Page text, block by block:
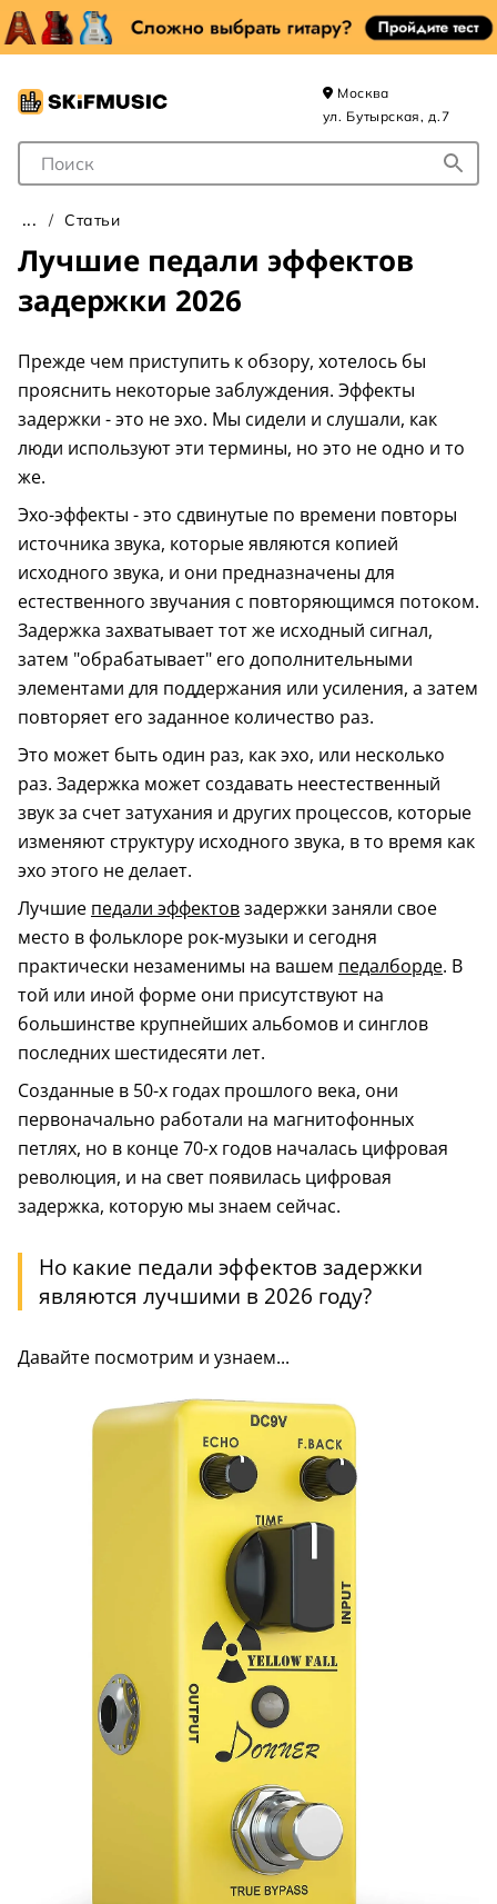
Поле для Поиска
Москва
ул. Бутырская, д.7
Статьи
Лучшие педали эффектов
задержки 2026
Прежде чем приступить к обзору, хотелось бы
прояснить некоторые заблуждения. Эффекты
задержки - это не эхо. Мы сидели и слушали, как
люди используют эти термины, но это не одно и то
же.
Эхо-эффекты - это сдвинутые по времени повторы
источника звука, которые являются копией
исходного звука, и они предназначены для
естественного звучания с повторяющимся потоком.
Задержка захватывает тот же исходный сигнал,
затем "обрабатывает" его дополнительными
элементами для поддержания или усиления, а затем
повторяет его заданное количество раз.
Это может быть один раз, как эхо, или несколько
раз. Задержка может создавать неестественный
звук за счет затухания и других процессов, которые
изменяют структуру исходного звука, в то время как
эхо этого не делает.
Лучшие педали эффектовзадержки заняли свое
место в фольклоре рок-музыки и сегодня
практически незаменимы на вашем педалборде. В
той или иной форме они присутствуют на
большинстве крупнейших альбомов и синглов
последних шестидесяти лет.
Созданные в 50-х годах прошлого века, они
первоначально работали на магнитофонных
петлях, но в конце 70-х годов началась цифровая
революция, и на свет появилась цифровая
задержка, которую мы знаем сейчас.
Но какие педали эффектов задержки
являются лучшими в 2026 году?
Давайте посмотрим и узнаем...